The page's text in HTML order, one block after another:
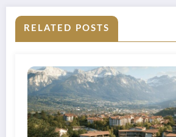
RELATED POSTS